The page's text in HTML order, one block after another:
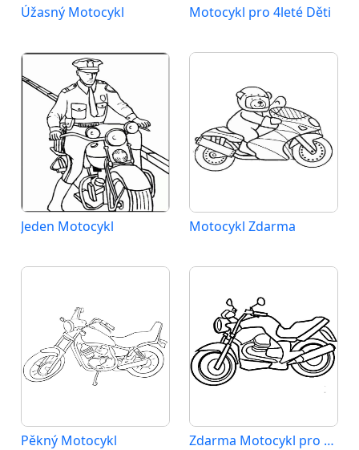
Úžasný Motocykl Motocykl pro 4leté Děti
Jeden Motocykl Motocykl Zdarma
Pěkný Motocykl Zdarma Motocykl pro Malé Děti